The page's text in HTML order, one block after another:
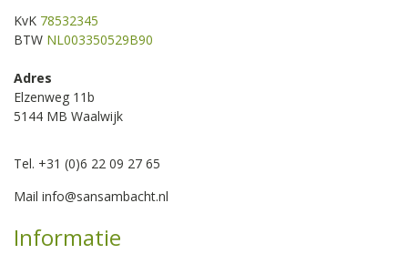
KvK 78532345
BTW NL003350529B90
Adres
Elzenweg 11b
5144 MB Waalwijk
Tel. +31 (0)6 22 09 27 65
Mail info@sansambacht.nl
Informatie